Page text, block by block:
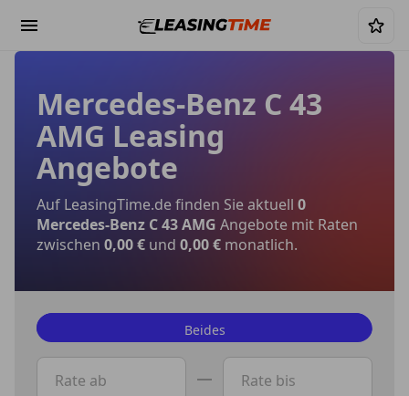
Mercedes-Benz C 43
AMG Leasing
Angebote
Auf LeasingTime.de finden Sie aktuell 0
Mercedes-Benz C 43 AMG Angebote mit Raten
zwischen 0,00 € und 0,00 € monatlich.
Beides
Rate ab Rate bis